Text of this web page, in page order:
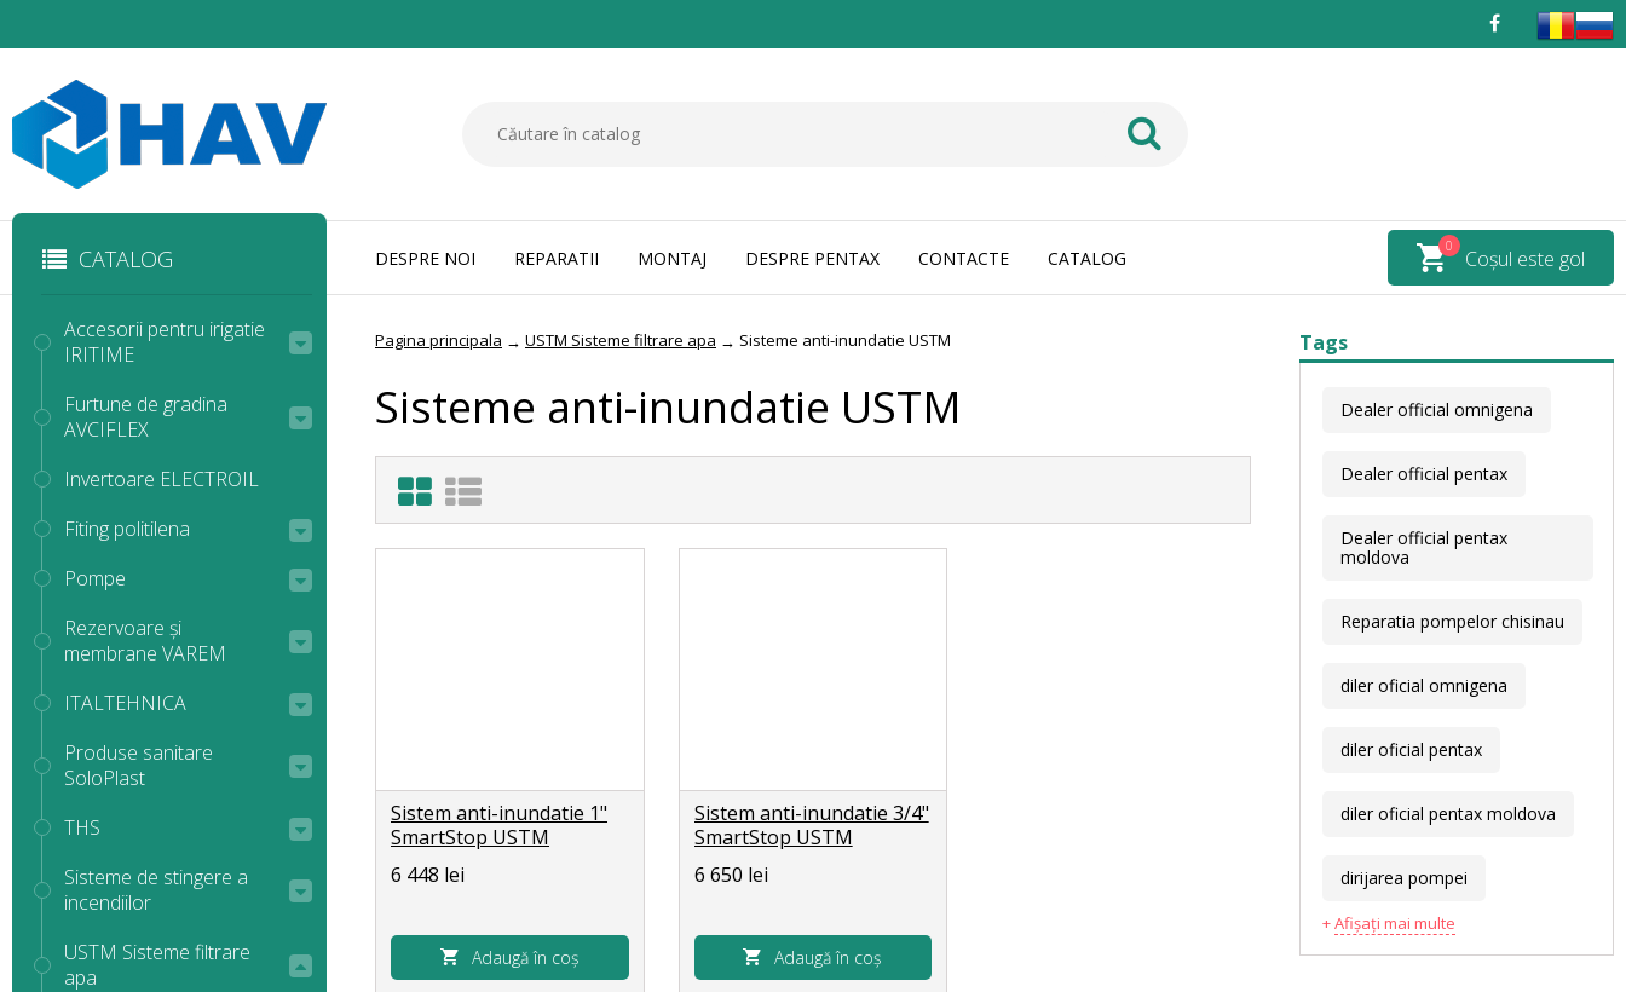
CATALOG Coșul este gol
0
DESPRE NOI REPARATII MONTAJ DESPRE PENTAX CONTACTE CATALOG
Pagina principala → USTM Sisteme filtrare apa → Sisteme anti-inundatie USTM
Sisteme anti-inundatie USTM
Sistem anti-inundatie 1"
SmartStop USTM
6 448 lei
Adaugă în coș
Sistem anti-inundatie 3/4"
SmartStop USTM
6 650 lei
Adaugă în coș
Accesorii pentru irigatie
IRITIME
Furtune de gradina
AVCIFLEX
Invertoare ELECTROIL
Fiting politilena
Pompe
Rezervoare și
membrane VAREM
ITALTEHNICA
Produse sanitare
SoloPlast
THS
Sisteme de stingere a
incendiilor
USTM Sisteme filtrare
apa
Tags
Dealer official omnigena
Dealer official pentax
Dealer official pentax
moldova
Reparatia pompelor chisinau
diler oficial omnigena
diler oficial pentax
diler oficial pentax moldova
dirijarea pompei
Afișați mai multe